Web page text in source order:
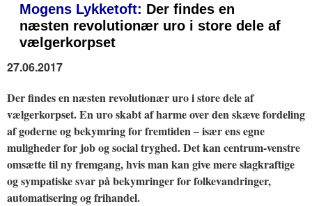
Mogens Lykketoft: Der findes en
næsten revolutionær uro i store dele af
vælgerkorpset
27.06.2017
Der findes en næsten revolutionær uro i store dele af
vælgerkorpset. En uro skabt af harme over den skæve fordeling
af goderne og bekymring for fremtiden – især ens egne
muligheder for job og social tryghed. Det kan centrum-venstre
omsætte til ny fremgang, hvis man kan give mere slagkraftige
og sympatiske svar på bekymringer for folkevandringer,
automatisering og frihandel.